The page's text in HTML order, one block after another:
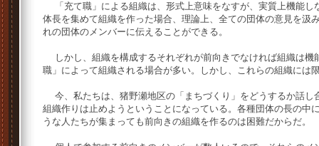
「充て職」による組織は、形式上意味をなすが、実質上機能し
体長を集めて組織を作った場合、理論上、全ての団体の意見を汲
れの団体のメンバーに伝えることができる。
しかし、組織を構成するそれぞれが前向きでなければ組織は機
職」によって組織される場合が多い。しかし、これらの組織には
今、私たちは、猪野瀬地区の「まちづくり」をどうするか話し
組織作りは止めようということになっている。各種団体の長の中
うな人たちが集まっても前向きの組織を作るのは困難だからだ。